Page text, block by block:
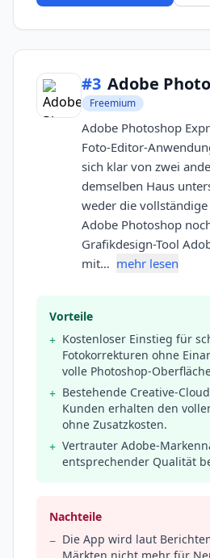
#3 Adobe
Freemium
Adobe Photoshop
Foto-Editor-
sich klar von zwei
demselben Haus
weder die
Adobe Photoshop
Grafikdesign-Tool
mit… mehr lesen
Vorteile
+ Kostenloser Einstieg für
Fotokorrekturen ohne
volle Photoshop-
+ Bestehende Creative-
Kunden erhalten den
ohne Zusatzkosten.
+ Vertrauter Adobe-
entsprechender Qualität
Nachteile
− Die App wird laut